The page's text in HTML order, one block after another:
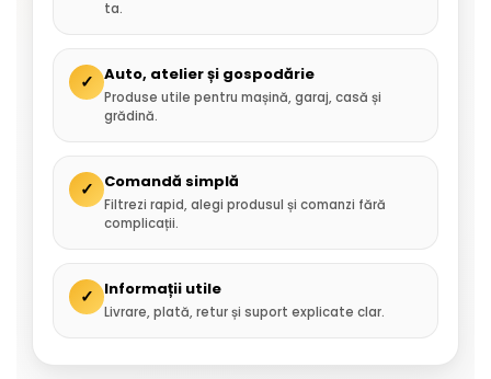
ta.
✓ Auto, atelier și gospodărie
Produse utile pentru mașină, garaj, casă și
grădină.
✓ Comandă simplă
Filtrezi rapid, alegi produsul și comanzi fără
complicații.
✓ Informații utile
Livrare, plată, retur și suport explicate clar.